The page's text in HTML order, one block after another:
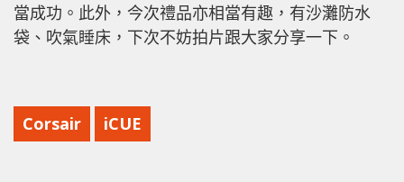
當成功。此外，今次禮品亦相當有趣，有沙灘防水
袋、吹氣睡床，下次不妨拍片跟大家分享一下。
Corsair iCUE